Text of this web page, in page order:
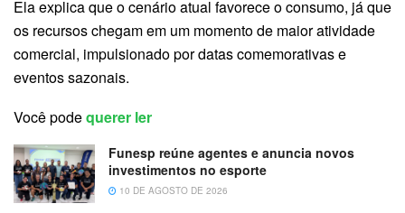
Ela explica que o cenário atual favorece o consumo, já que
os recursos chegam em um momento de maior atividade
comercial, impulsionado por datas comemorativas e
eventos sazonais.
Você podequerer ler
Funesp reúne agentes e anuncia novos
investimentos no esporte
10 DE AGOSTO DE 2026